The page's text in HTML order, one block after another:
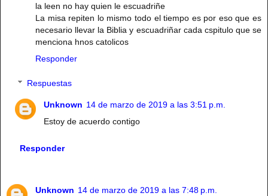
la leen no hay quien le escuadriñe
La misa repiten lo mismo todo el tiempo es por eso que es
necesario llevar la Biblia y escuadriñar cada cspitulo que se
menciona hnos catolicos
Responder
Respuestas
Unknown 14 de marzo de 2019 a las 3:51 p.m.
Estoy de acuerdo contigo
Responder
Unknown 14 de marzo de 2019 a las 7:48 p.m.